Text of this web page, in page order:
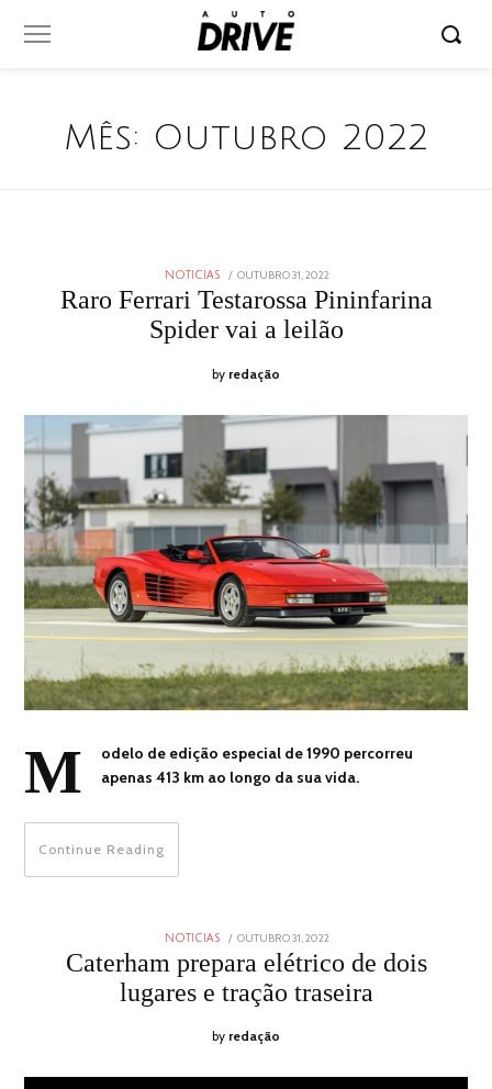
Mês: Outubro 2022
NOTICIAS
POSTED
ON
OUTUBRO 31, 2022
31,
2022
Raro Ferrari Testarossa Pininfarina
Spider vai a leilão
by redação
M
odelo de edição especial de 1990 percorreu
apenas 413 km ao longo da sua vida.
Continue Reading
NOTICIAS
POSTED
OUTUBRO 31, 2022
2022
Caterham prepara elétrico de dois
lugares e tração traseira
by redação